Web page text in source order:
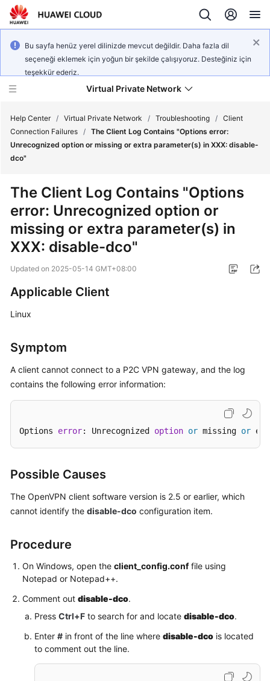
Bu sayfa henüz yerel dilinizde mevcut değildir. Daha fazla dil
seçeneği eklemek için yoğun bir şekilde çalışıyoruz. Desteğiniz için
teşekkür ederiz.
Virtual Private Network
What's
Service
Overview
Getting
Guide
Administrator
Best
Practices
Troubleshooting
Reference
Documents
Videos
Reference
Glossary
Help Center / Virtual Private Network / Troubleshooting / Client
Connection Failures / The Client Log Contains "Options error:
Unrecognized option or missing or extra parameter(s) in XXX: disable-
dco"
The Client Log Contains "Options
error: Unrecognized option or
missing or extra parameter(s) in
XXX: disable-dco"
Updated on 2025-05-14 GMT+08:00
Applicable Client
Linux
Symptom
A client cannot connect to a P2C VPN gateway, and the log
contains the following error information:
Options error: Unrecognized option or missing or
Possible Causes
The OpenVPN client software version is 2.5 or earlier, which
cannot identify the disable-dco configuration item.
Procedure
On Windows, open the client_config.conffile using
Notepad or Notepad++.
Comment out disable-dco.
Press Ctrl+F to search for and locate disable-dco.
Enter # in front of the line where disable-dco is located
to comment out the line.